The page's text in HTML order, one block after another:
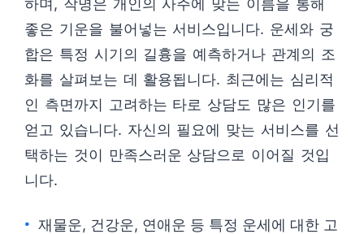
하며, 작명은 개인의 사주에 맞는 이름을 통해
좋은 기운을 불어넣는 서비스입니다. 운세와 궁
합은 특정 시기의 길흉을 예측하거나 관계의 조
화를 살펴보는 데 활용됩니다. 최근에는 심리적
인 측면까지 고려하는 타로 상담도 많은 인기를
얻고 있습니다. 자신의 필요에 맞는 서비스를 선
택하는 것이 만족스러운 상담으로 이어질 것입
니다.
재물운, 건강운, 연애운 등 특정 운세에 대한 고